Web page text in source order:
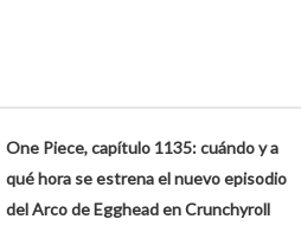
One Piece, capítulo 1135: cuándo y a
qué hora se estrena el nuevo episodio
del Arco de Egghead en Crunchyroll